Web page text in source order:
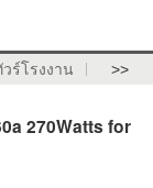
ร์โรงงาน >>
270Watts for